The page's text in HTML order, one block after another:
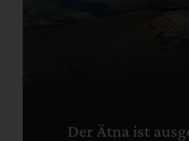
Der Ätna ist